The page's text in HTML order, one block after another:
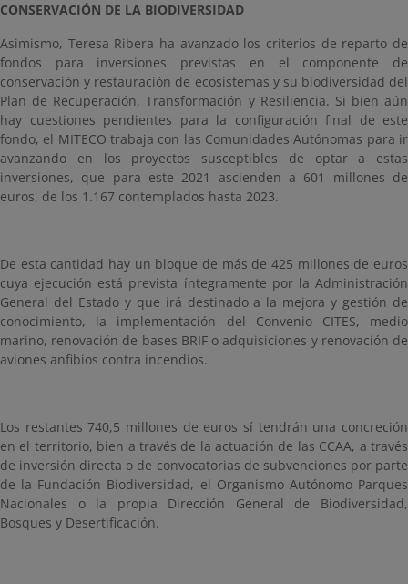
CONSERVACIÓN DE LA BIODIVERSIDAD
Asimismo, Teresa Ribera ha avanzado los criterios de reparto de
fondos para inversiones previstas en el componente de
conservación y restauración de ecosistemas y su biodiversidad del
Plan de Recuperación, Transformación y Resiliencia. Si bien aún
hay cuestiones pendientes para la configuración final de este
fondo, el MITECO trabaja con las Comunidades Autónomas para ir
avanzando en los proyectos susceptibles de optar a estas
inversiones, que para este 2021 ascienden a 601 millones de
euros, de los 1.167 contemplados hasta 2023.
De esta cantidad hay un bloque de más de 425 millones de euros
cuya ejecución está prevista íntegramente por la Administración
General del Estado y que irá destinado a la mejora y gestión de
conocimiento, la implementación del Convenio CITES, medio
marino, renovación de bases BRIF o adquisiciones y renovación de
aviones anfibios contra incendios.
Los restantes 740,5 millones de euros sí tendrán una concreción
en el territorio, bien a través de la actuación de las CCAA, a través
de inversión directa o de convocatorias de subvenciones por parte
de la Fundación Biodiversidad, el Organismo Autónomo Parques
Nacionales o la propia Dirección General de Biodiversidad,
Bosques y Desertificación.